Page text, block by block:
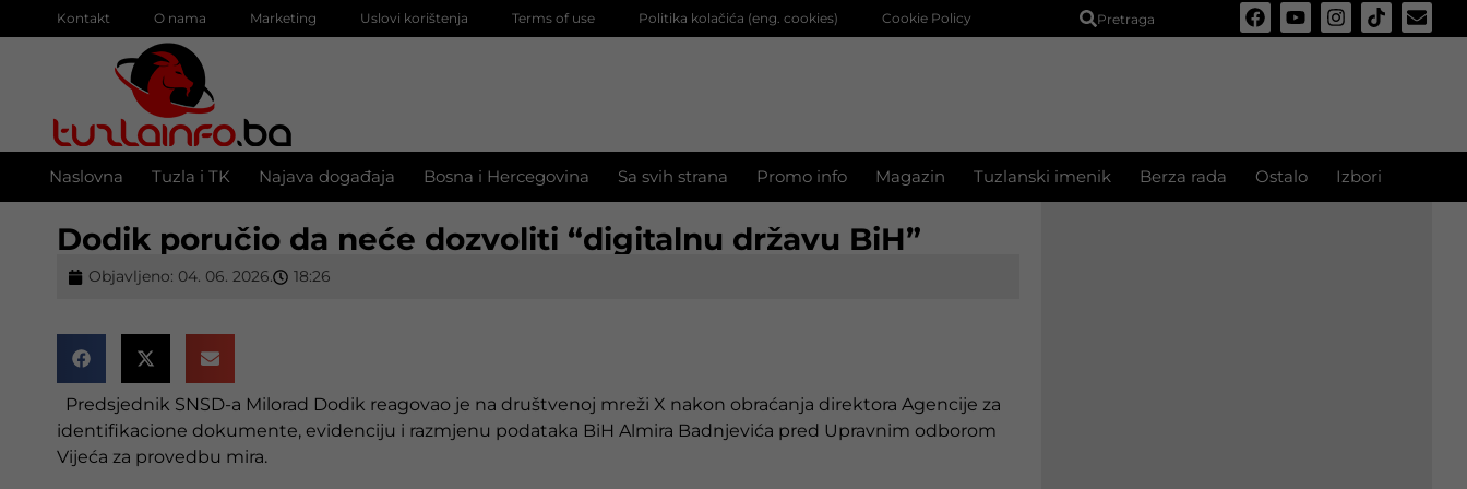
Kontakt O nama Marketing Uslovi korištenja Terms of use Politika kolačića (eng. cookies) Cookie Policy Pretraga
Naslovna Tuzla i TK Najava događaja Bosna i Hercegovina Sa svih strana Promo info Magazin Tuzlanski imenik Berza rada Ostalo Izbori
Dodik poručio da neće dozvoliti “digitalnu državu BiH”
Objavljeno: 04. 06. 2026. 18:26
Predsjednik SNSD-a Milorad Dodik reagovao je na društvenoj mreži X nakon obraćanja direktora Agencije za
identifikacione dokumente, evidenciju i razmjenu podataka BiH Almira Badnjevića pred Upravnim odborom
Vijeća za provedbu mira.